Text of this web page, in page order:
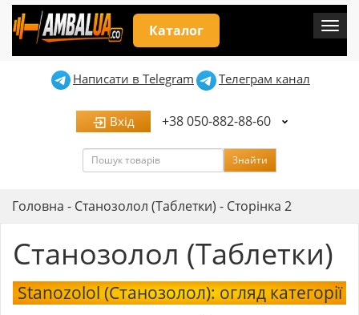
Каталог
Написати в Telegram Телеграм канал
Вхід +38 050-882-88-60
Пошук Знайти
Головна - Станозолол (Таблетки) - Сторінка 2
Станозолол (Таблетки)
Stanozolol (Станозолол): огляд категорії